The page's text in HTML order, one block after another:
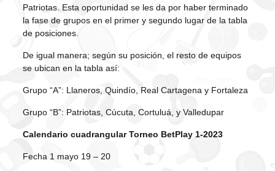
Patriotas. Esta oportunidad se les da por haber terminado
la fase de grupos en el primer y segundo lugar de la tabla
de posiciones.
De igual manera; según su posición, el resto de equipos
se ubican en la tabla así:
Grupo “A”: Llaneros, Quindío, Real Cartagena y Fortaleza
Grupo “B”: Patriotas, Cúcuta, Cortuluá, y Valledupar
Calendario cuadrangular Torneo BetPlay 1-2023
Fecha 1 mayo 19 – 20